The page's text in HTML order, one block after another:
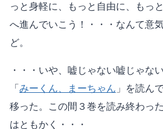
っと身軽に、もっと自由に、もっ
へ進んでいこう！・・・なんて意
ど。
・・・いや、嘘じゃない嘘じゃない
「みーくん、まーちゃん 」を読ん
移った。この間３巻を読み終わっ
はともかく・・・